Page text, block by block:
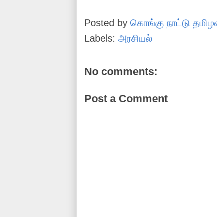
Posted by கொங்கு நாட்டு
Labels: அரசியல்
No comments:
Post a Comment